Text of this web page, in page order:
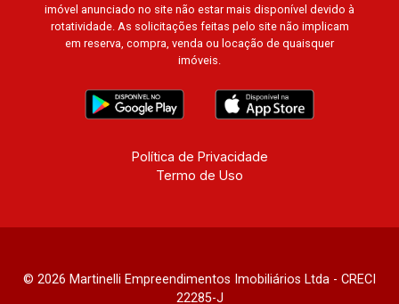
imóvel anunciado no site não estar mais disponível devido à
rotatividade. As solicitações feitas pelo site não implicam
em reserva, compra, venda ou locação de quaisquer
imóveis.
Política de Privacidade
Termo de Uso
© 2026 Martinelli Empreendimentos Imobiliários Ltda - CRECI
22285-J